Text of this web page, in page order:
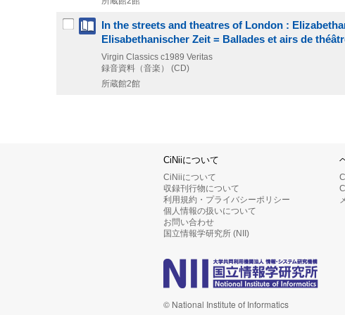
In the streets and theatres of London :
Elisabethanischer Zeit = Ballades et airs de
Virgin Classics c1989 Veritas
録音資料（音楽） (CD)
所蔵館2館
CiNiiについて
CiNiiについて
収録刊行物について
利用規約・プライバシーポリシー
個人情報の扱いについて
お問い合わせ
国立情報学研究所 (NII)
© National Institute of Informatics